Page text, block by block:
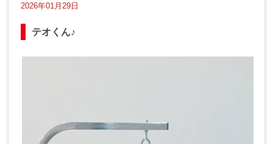
2026年01月29日
テオくん♪